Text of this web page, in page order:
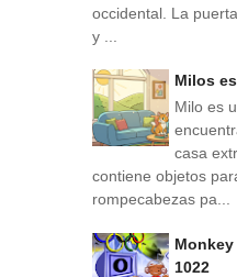
occidental. La
y ...
Milos
Milo es
casa
contiene objetos
rompecabezas pa...
1022